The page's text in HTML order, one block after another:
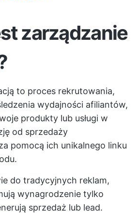
zarządzanie
to proces rekrutowania,
wydajności afiliantów,
produkty lub usługi w
od sprzedaży
pomocą ich unikalnego linku
do tradycyjnych reklam,
wynagrodzenie tylko
sprzedaż lub lead.